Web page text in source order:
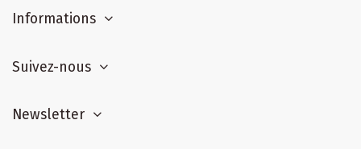
Informations
Suivez-nous
Newsletter